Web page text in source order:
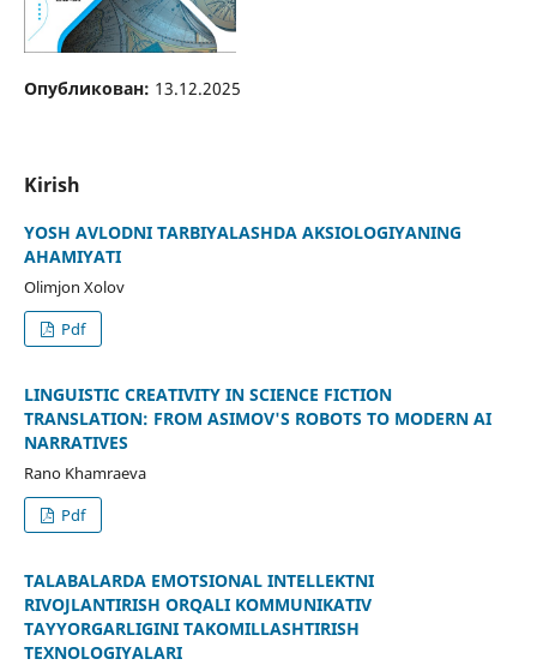
Опубликован: 13.12.2025
Kirish
YOSH AVLODNI TARBIYALASHDA AKSIOLOGIYANING
AHAMIYATI
Olimjon Xolov
Pdf
LINGUISTIC CREATIVITY IN SCIENCE FICTION
TRANSLATION: FROM ASIMOV'S ROBOTS TO MODERN AI
NARRATIVES
Rano Khamraeva
Pdf
TALABALARDA EMOTSIONAL INTELLEKTNI
RIVOJLANTIRISH ORQALI KOMMUNIKATIV
TAYYORGARLIGINI TAKOMILLASHTIRISH
TEXNOLOGIYALARI